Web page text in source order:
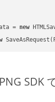
= new
SDK